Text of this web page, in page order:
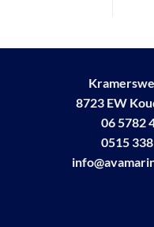
8723 EW
06 5782
0515